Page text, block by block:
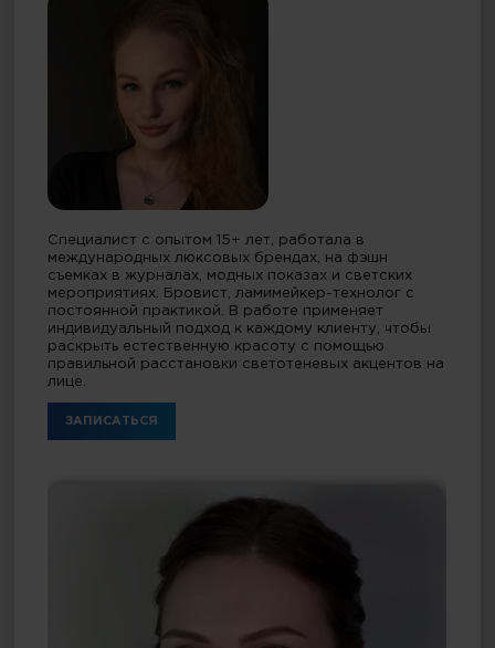
Специалист с опытом 15+ лет, работала в
международных люксовых брендах, на фэшн
съемках в журналах, модных показах и светских
мероприятиях. Бровист, ламимейкер-технолог с
постоянной практикой. В работе применяет
индивидуальный подход к каждому клиенту, чтобы
раскрыть естественную красоту с помощью
правильной расстановки светотеневых акцентов на
лице.
ЗАПИСАТЬСЯ